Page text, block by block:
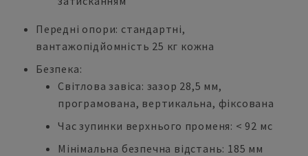
Передні опори: стандартні,
вантажопідйомність 25 кг кожна
Безпека:
Світлова завіса: зазор 28,5 мм,
програмована, вертикальна, фіксована
Час зупинки верхнього променя: < 92 мс
Мінімальна безпечна відстань: 185 мм